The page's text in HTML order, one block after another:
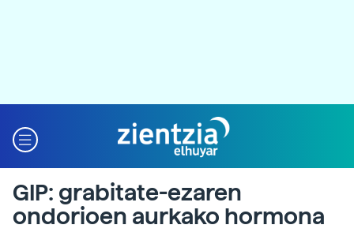
GIP: grabitate-ezaren
ondorioen aurkako hormona